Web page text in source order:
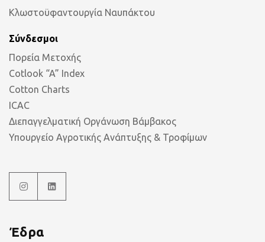
Κλωστοϋφαντουργία Ναυπάκτου
Σύνδεσμοι
Πορεία Μετοχής
Cotlook “A” Index
Cotton Charts
ICAC
Διεπαγγελματική Οργάνωση Βάμβακος
Υπουργείο Αγροτικής Ανάπτυξης & Τροφίμων
Έδρα